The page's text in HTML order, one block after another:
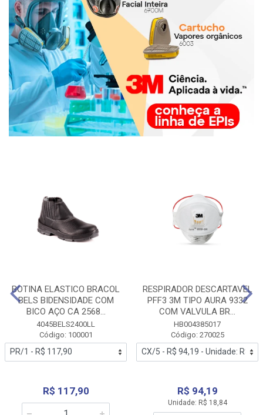
BOTINA ELASTICO BRACOL
BELS BIDENSIDADE COM
BICO AÇO CA 2568...
4045BELS2400LL
Código: 100001
R$ 117,90
RESPIRADOR DESCARTAVEL
PFF3 3M TIPO AURA 9332
COM VALVULA BR...
HB004385017
Código: 270025
R$ 94,19
Unidade: R$ 18,84